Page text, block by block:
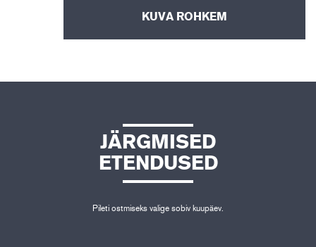
KUVA ROHKEM
JÄRGMISED
ETENDUSED
Pileti ostmiseks valige sobiv kuupäev.